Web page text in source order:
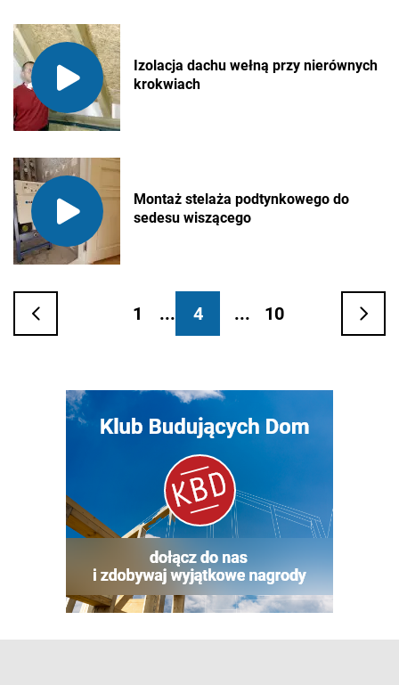
Izolacja dachu wełną przy nierównych
krokwiach
Montaż stelaża podtynkowego do
sedesu wiszącego
1 ... 4 ... 10